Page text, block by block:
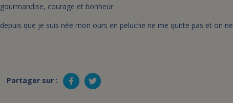
gourmandise, courage et bonheur
que je suis née mon ours en peluche ne me quitte pas et on ne
Partager sur :